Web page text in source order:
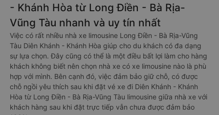
- Khánh Hòa từ Long Điền - Bà Rịa-
Vũng Tàu nhanh và uy tín nhất
Việc có rất nhiều nhà xe limousine Long Điền - Bà Rịa-Vũng
Tàu Diên Khánh - Khánh Hòa giúp cho du khách có đa dạng
sự lựa chọn. Đây cũng có thể là một điều bất lợi làm cho hàng
khách không biết nên chọn nhà xe có xe limousine nào là phù
hợp với mình. Bên cạnh đó, việc đảm bảo giữ chỗ, có được
chỗ ngồi yêu thích sau khi đặt vé xe đi Diên Khánh - Khánh
Hòa từ Long Điền - Bà Rịa-Vũng Tàu limousine giữa nhà xe với
khách hàng sau khi đặt trực tiếp vẫn chưa được đảm bảo